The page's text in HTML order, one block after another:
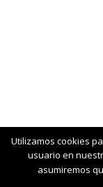
Utilizamos cookies
usuario en
asumiremos